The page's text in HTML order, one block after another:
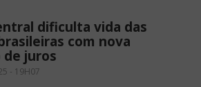
dificulta vida das
com nova
de juros
- 19H07